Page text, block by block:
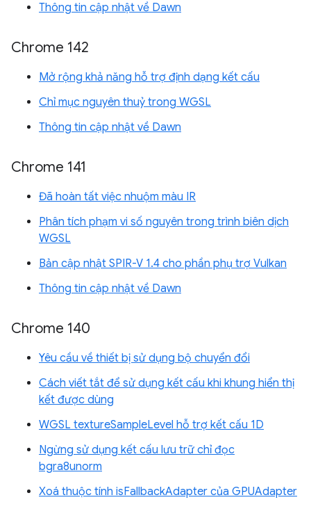
Thông tin cập nhật về Dawn
Chrome 142
Mở rộng khả năng hỗ trợ định dạng kết cấu
Chỉ mục nguyên thuỷ trong WGSL
Thông tin cập nhật về Dawn
Chrome 141
Đã hoàn tất việc nhuộm màu IR
Phân tích phạm vi số nguyên trong trình biên dịch
WGSL
Bản cập nhật SPIR-V 1.4 cho phần phụ trợ Vulkan
Thông tin cập nhật về Dawn
Chrome 140
Yêu cầu về thiết bị sử dụng bộ chuyển đổi
Cách viết tắt để sử dụng kết cấu khi khung hiển thị
kết được dùng
WGSL textureSampleLevel hỗ trợ kết cấu 1D
Ngừng sử dụng kết cấu lưu trữ chỉ đọc
bgra8unorm
Xoá thuộc tính isFallbackAdapter của GPUAdapter